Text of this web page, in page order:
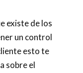
existe de los
un control
esto te
sobre el